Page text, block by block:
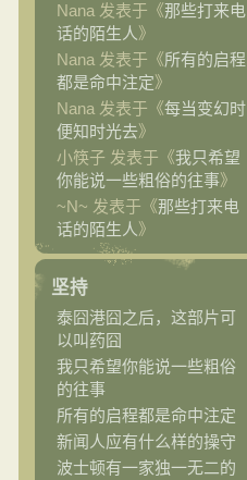
Nana 发表于《那些打来电
话的陌生人》
Nana 发表于《所有的启程
都是命中注定》
Nana 发表于《每当变幻时
便知时光去》
小筷子 发表于《我只希望
你能说一些粗俗的往事》
~N~ 发表于《那些打来电
话的陌生人》
坚持
泰囧港囧之后，这部片可
以叫药囧
我只希望你能说一些粗俗
的往事
所有的启程都是命中注定
新闻人应有什么样的操守
波士顿有一家独一无二的